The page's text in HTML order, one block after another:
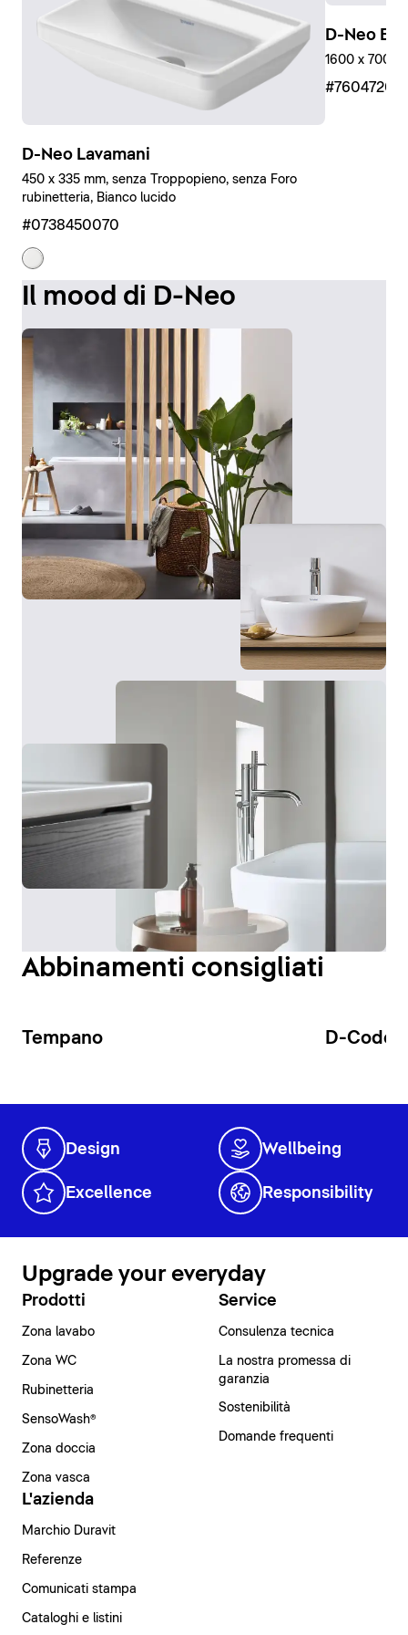
D-Neo Lavamani
450 x 335 mm, senza Troppopieno, senza Foro
rubinetteria, Bianco lucido
#0738450070
D-Neo
1600 x 700
Il mood di D-Neo
Abbinamenti consigliati
Tempano D-Code
Design Wellbeing
Excellence Responsibility
Upgrade your everyday
Prodotti
Zona lavabo
Zona WC
Rubinetteria
SensoWash®
Zona doccia
Zona vasca
Service
Consulenza tecnica
La nostra promessa di
garanzia
Sostenibilità
Domande frequenti
L'azienda
Marchio Duravit
Referenze
Comunicati stampa
Cataloghi e listini